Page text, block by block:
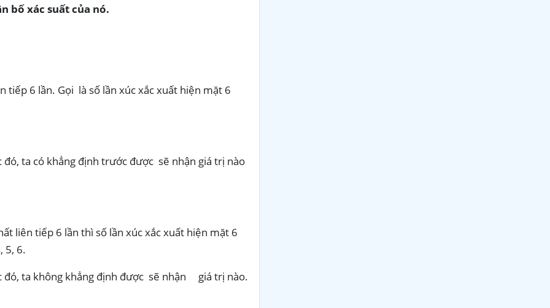
bố xác suất của nó.
tiếp 6 lần. Gọi là số lần xúc xắc xuất hiện mặt 6
ta có khẳng định trước được sẽ nhận giá trị nào
liên tiếp 6 lần thì số lần xúc xắc xuất hiện mặt 6
5, 6.
đó, ta không khẳng định được sẽ nhận giá trị nào.